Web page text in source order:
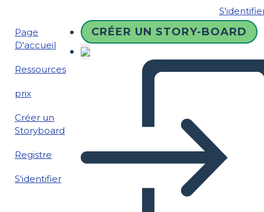
Page
D'accueil
Ressources
prix
Créer un
Storyboard
Registre
S'identifier
CRÉER UN STORY-BOARD